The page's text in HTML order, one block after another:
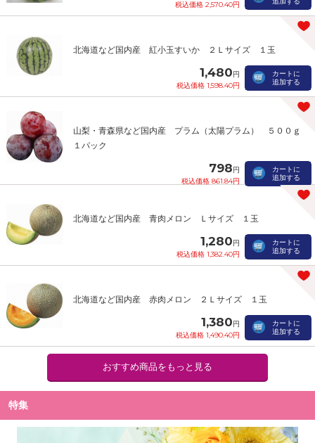
税込価格 2,570.40円
北海道など国内産 紅小玉すいか ２Ｌサイズ １玉
1,480円
税込価格 1,598.40円
カートに
追加する
山梨・青森県など国内産 プラム（太陽プラム） ５００ｇ
１パック
798円
税込価格 861.84円
カートに
追加する
北海道など国内産 青肉メロン Ｌサイズ １玉
1,280円
税込価格 1,382.40円
カートに
追加する
北海道など国内産 赤肉メロン ２Ｌサイズ １玉
1,380円
税込価格 1,490.40円
カートに
追加する
おすすめ商品をもっと見る
特集